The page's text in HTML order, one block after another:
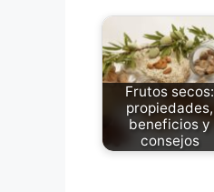
Frutos secos:
propiedades,
beneficios y
consejos